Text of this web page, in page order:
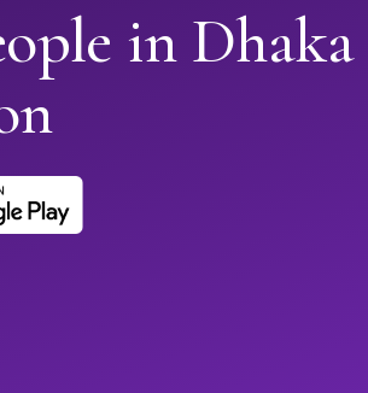
in Dhaka